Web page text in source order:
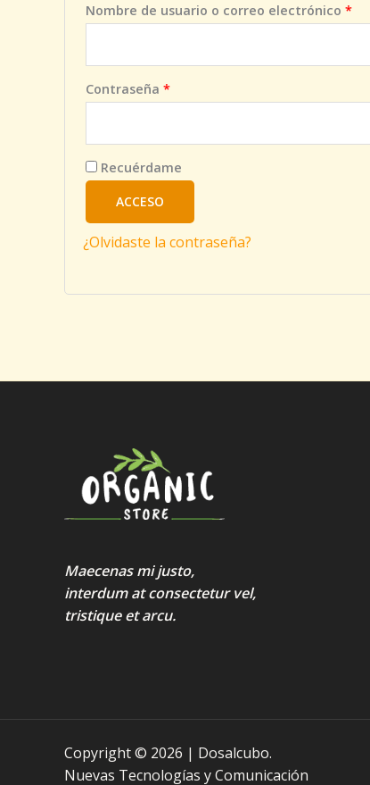
Nombre de usuario o correo electrónico *
Contraseña *
Recuérdame
ACCESO
¿Olvidaste la contraseña?
Maecenas mi justo,
interdum at consectetur vel,
tristique et arcu.
Copyright © 2026 | Dosalcubo.
Nuevas Tecnologías y Comunicación